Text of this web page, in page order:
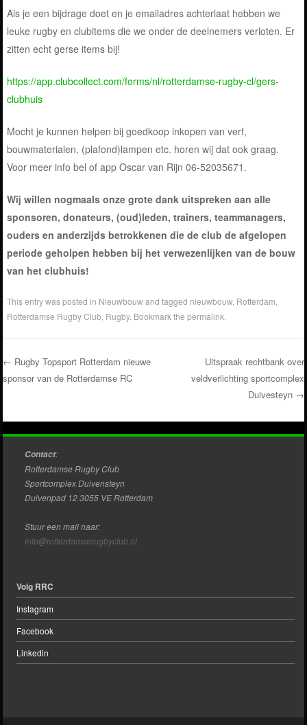
Als je een bijdrage doet en je emailadres achterlaat hebben we
leuke rugby en clubitems die we onder de deelnemers verloten. Er
zitten echt gerse items bij!
https://app.clubcollect.com/forms/nl/rotterdamse-rugby-cl/gers-
clubhuis
Mocht je kunnen helpen bij goedkoop inkopen van verf,
bouwmaterialen, (plafond)lampen etc. horen wij dat ook graag.
Voor meer info bel of app Oscar van Rijn 06-52035671.
Wij willen nogmaals onze grote dank uitspreken aan alle
sponsoren, donateurs, (oud)leden, trainers, teammanagers,
ouders en anderzijds betrokkenen die de club de afgelopen
periode geholpen hebben bij het verwezenlijken van de bouw
van het clubhuis!
This entry was posted in Nieuwbouwand tagged nieuwbouw, Rotterdam
Rotterdamse Rugby Club Rugby. Bookmark thepermalink
Post navigation
← Rugby Topsport Rotterdam nieuwe
sponsor van de Rotterdamse RC
Uitspraak rechtbank over
veldverlichting sportcomplex
Duivesteyn →
Contact:
Rotterdamse Rugby Club
Sportcomplex Duivensteyn
Duivenpad 12 3055 VE Rotterdam
Stuur een mail naar:
info@rotterdamserugbyclub.nl
Volg RRC
Instagram
Facebook
Linkedin